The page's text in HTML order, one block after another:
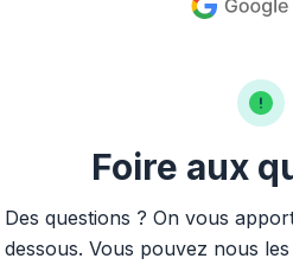
Foire aux
Des questions ? On vous
dessous. Vous pouvez nous